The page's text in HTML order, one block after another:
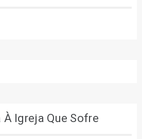
À Igreja Que Sofre